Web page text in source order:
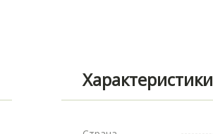
Характеристики